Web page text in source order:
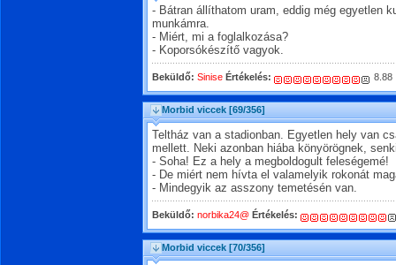
- Bátran állíthatom uram, eddig még egyetlen
munkámra.
- Miért, mi a foglalkozása?
- Koporsókészítő vagyok.
Beküldő: Sinise Értékelés: 8.88
Morbid viccek [69/356]
Teltház van a stadionban. Egyetlen hely van
mellett. Neki azonban hiába könyörögnek,
- Soha! Ez a hely a megboldogult feleségemé!
- De miért nem hívta el valamelyik rokonát
- Mindegyik az asszony temetésén van.
Beküldő: norbika24@ Értékelés:
Morbid viccek [70/356]